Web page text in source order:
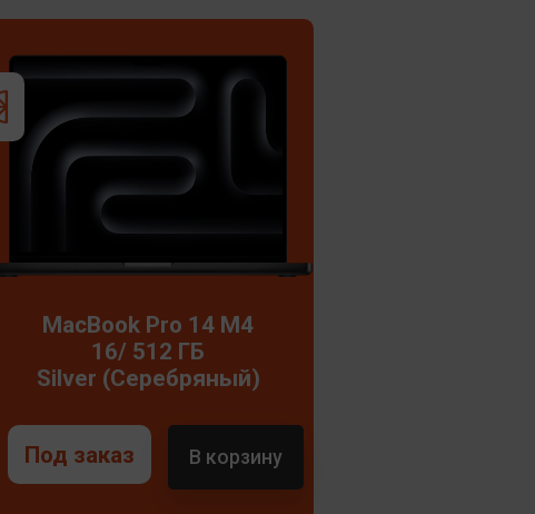
MacBook Pro 14 M4
16/ 512 ГБ
Silver (Серебряный)
Под заказ В корзину